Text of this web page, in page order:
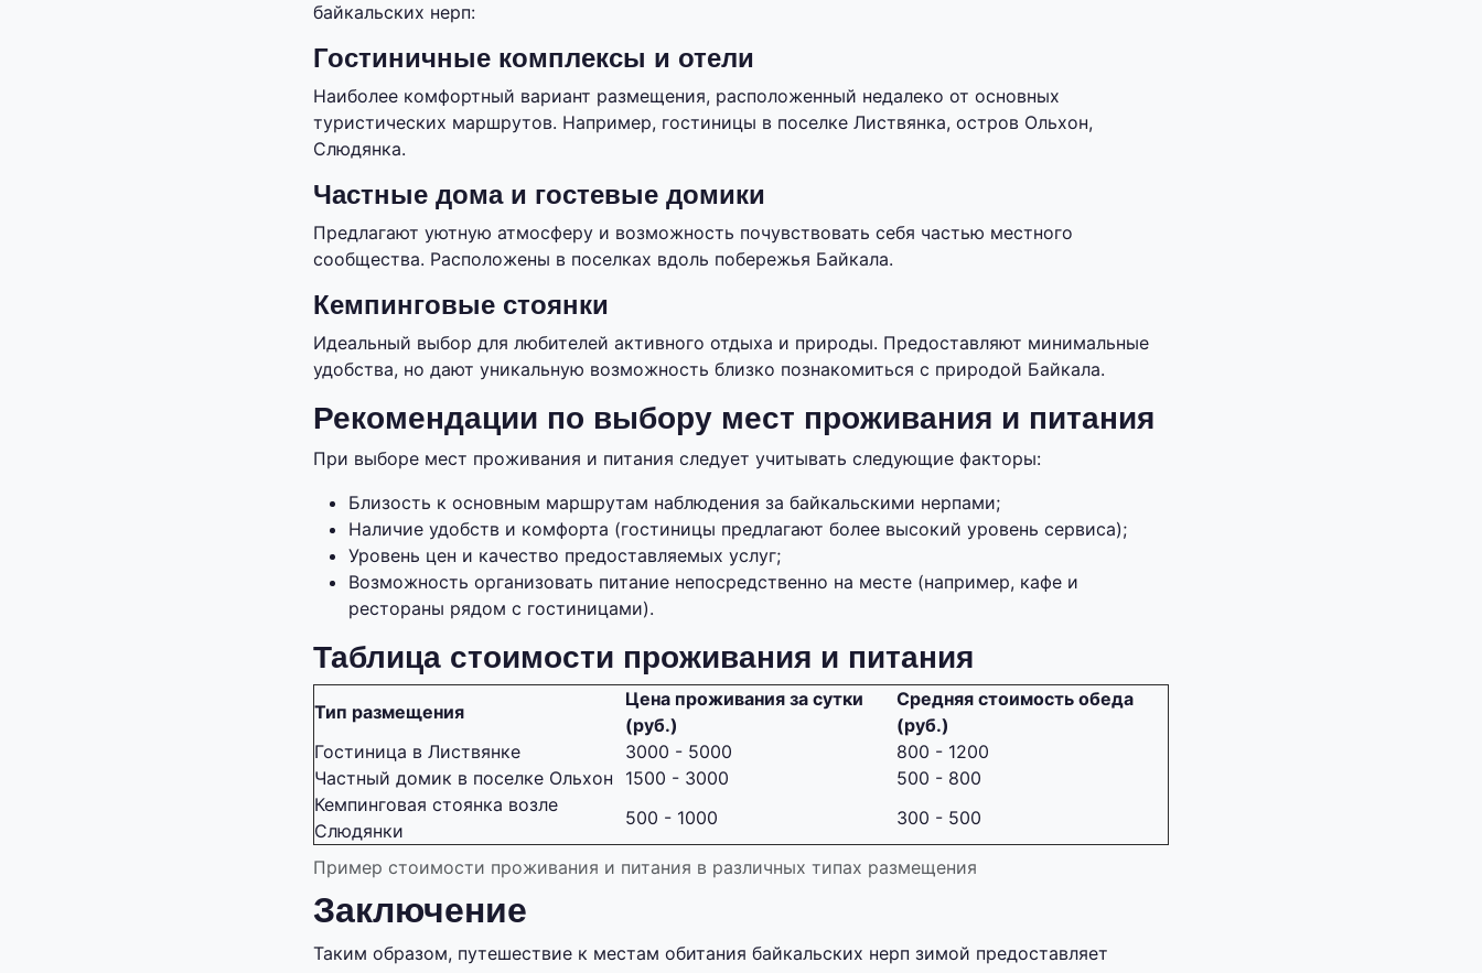
байкальских нерп:
Гостиничные комплексы и отели
Наиболее комфортный вариант размещения, расположенный недалеко от основных
туристических маршрутов. Например, гостиницы в поселке Листвянка, остров Ольхон,
Слюдянка.
Частные дома и гостевые домики
Предлагают уютную атмосферу и возможность почувствовать себя частью местного
сообщества. Расположены в поселках вдоль побережья Байкала.
Кемпинговые стоянки
Идеальный выбор для любителей активного отдыха и природы. Предоставляют минимальные
удобства, но дают уникальную возможность близко познакомиться с природой Байкала.
Рекомендации по выбору мест проживания и питания
При выборе мест проживания и питания следует учитывать следующие факторы:
Близость к основным маршрутам наблюдения за байкальскими нерпами;
Наличие удобств и комфорта (гостиницы предлагают более высокий уровень сервиса);
Уровень цен и качество предоставляемых услуг;
Возможность организовать питание непосредственно на месте (например, кафе и
рестораны рядом с гостиницами).
Таблица стоимости проживания и питания
Пример стоимости проживания и питания в различных типах размещения
Тип размещения
Цена проживания за сутки
(руб.)
Средняя стоимость обеда
(руб.)
Гостиница в Листвянке
3000 - 5000
800 - 1200
Частный домик в поселке Ольхон
1500 - 3000
500 - 800
Кемпинговая стоянка возле
Слюдянки
500 - 1000 300 - 500
Заключение
Таким образом, путешествие к местам обитания байкальских нерп зимой предоставляет